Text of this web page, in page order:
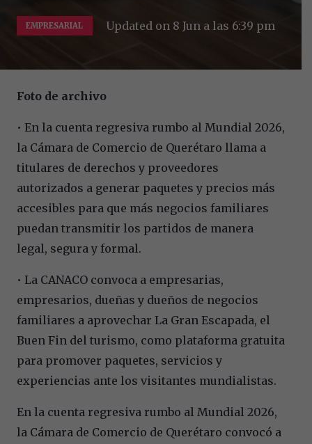
EMPRESARIAL Updated on 8 Jun a las 6:39 pm
Foto de archivo
• En la cuenta regresiva rumbo al Mundial 2026,
la Cámara de Comercio de Querétaro llama a
titulares de derechos y proveedores
autorizados a generar paquetes y precios más
accesibles para que más negocios familiares
puedan transmitir los partidos de manera
legal, segura y formal.
• La CANACO convoca a empresarias,
empresarios, dueñas y dueños de negocios
familiares a aprovechar La Gran Escapada, el
Buen Fin del turismo, como plataforma gratuita
para promover paquetes, servicios y
experiencias ante los visitantes mundialistas.
En la cuenta regresiva rumbo al Mundial 2026,
la Cámara de Comercio de Querétaro convocó a